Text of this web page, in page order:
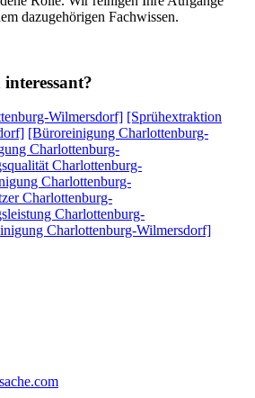
dazugehörigen Fachwissen.
Wilmersdorf] [Sprühextraktion
[Büroreinigung Charlottenburg-
Charlottenburg-
Charlottenburg-
Charlottenburg-
Charlottenburg-
Charlottenburg-
Charlottenburg-Wilmersdorf]